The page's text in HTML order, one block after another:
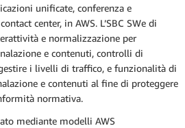
unificate, conferenza e
center, in AWS. L’SBC SWe di
e normalizzazione per
e contenuti, controlli di
i livelli di traffico, e funzionalità di
e contenuti al fine di proteggere
normativa.
mediante modelli AWS